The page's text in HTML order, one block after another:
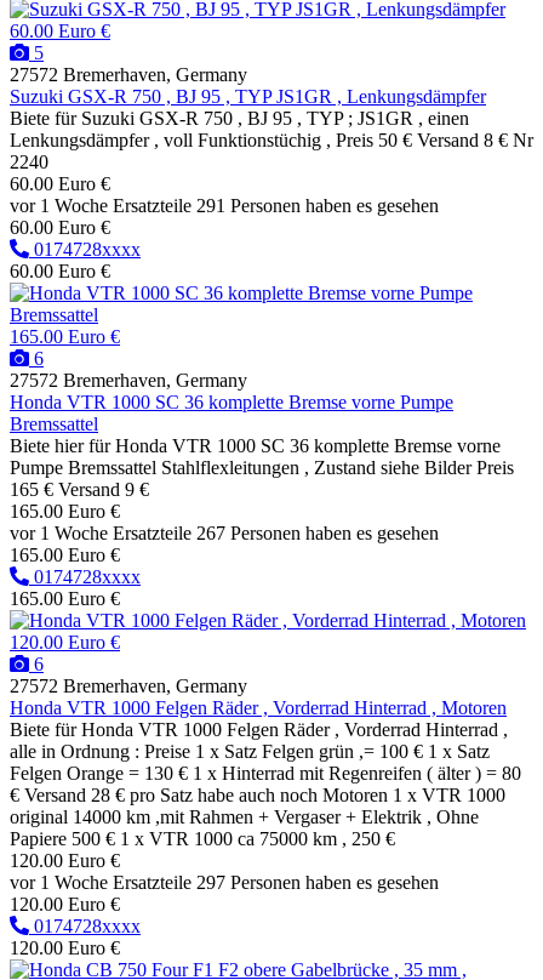
60.00 Euro €
5
27572 Bremerhaven, Germany
Suzuki GSX-R 750 , BJ 95 , TYP JS1GR , Lenkungsdämpfer
Biete für Suzuki GSX-R 750 , BJ 95 , TYP ; JS1GR , einen
Lenkungsdämpfer , voll Funktionstüchig , Preis 50 € Versand 8 € Nr
2240
60.00 Euro €
vor 1 Woche Ersatzteile 291 Personen haben es gesehen
60.00 Euro €
0174728xxxx
60.00 Euro €
165.00 Euro €
6
27572 Bremerhaven, Germany
Honda VTR 1000 SC 36 komplette Bremse vorne Pumpe
Bremssattel
Biete hier für Honda VTR 1000 SC 36 komplette Bremse vorne
Pumpe Bremssattel Stahlflexleitungen , Zustand siehe Bilder Preis
165 € Versand 9 €
165.00 Euro €
vor 1 Woche Ersatzteile 267 Personen haben es gesehen
165.00 Euro €
0174728xxxx
165.00 Euro €
120.00 Euro €
6
27572 Bremerhaven, Germany
Honda VTR 1000 Felgen Räder , Vorderrad Hinterrad , Motoren
Biete für Honda VTR 1000 Felgen Räder , Vorderrad Hinterrad ,
alle in Ordnung : Preise 1 x Satz Felgen grün ,= 100 € 1 x Satz
Felgen Orange = 130 € 1 x Hinterrad mit Regenreifen ( älter ) = 80
€ Versand 28 € pro Satz habe auch noch Motoren 1 x VTR 1000
original 14000 km ,mit Rahmen + Vergaser + Elektrik , Ohne
Papiere 500 € 1 x VTR 1000 ca 75000 km , 250 €
120.00 Euro €
vor 1 Woche Ersatzteile 297 Personen haben es gesehen
120.00 Euro €
0174728xxxx
120.00 Euro €